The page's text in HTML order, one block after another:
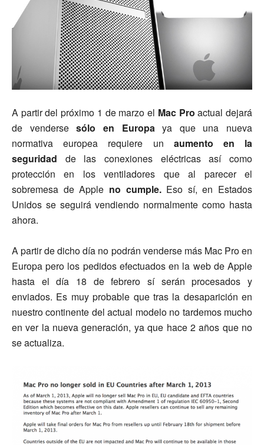
A partir del próximo 1 de marzo el Mac Pro actual dejará
de vendersesólo en Europaya que una nueva
normativa europea requiere un aumento en la
seguridad de las conexiones eléctricas así como
protección en los ventiladores que al parecer el
sobremesa de Apple no cumple. Eso sí, en Estados
Unidos se seguirá vendiendo normalmente como hasta
ahora.
A partir de dicho día no podrán venderse más Mac Pro en
Europa pero los pedidos efectuados en la web de Apple
hasta el día 18 de febrero sí serán procesados y
enviados. Es muy probable que tras la desaparición en
nuestro continente del actual modelo no tardemos mucho
en ver la nueva generación, ya que hace 2 años que no
se actualiza.